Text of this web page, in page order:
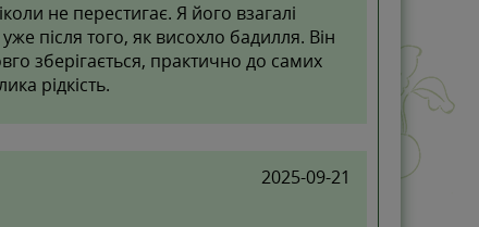
не перестигає. Я його взагалі
після того, як висохло бадилля. Він
зберігається, практично до самих
рідкість.
2025-09-21